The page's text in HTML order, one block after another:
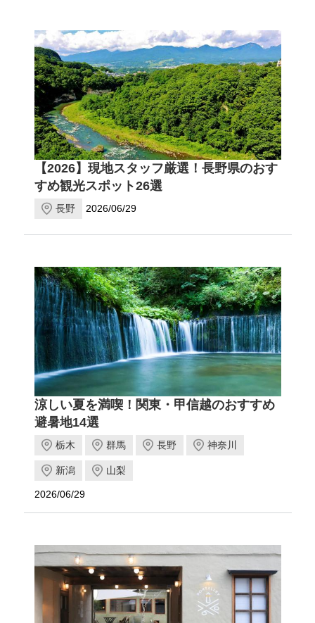
【2026】現地スタッフ厳選！長野県のおす
すめ観光スポット26選
長野 2026/06/29
涼しい夏を満喫！関東・甲信越のおすすめ
避暑地14選
栃木 群馬 長野 神奈川
新潟 山梨
2026/06/29